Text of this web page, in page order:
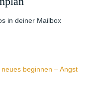
in deiner Mailbox